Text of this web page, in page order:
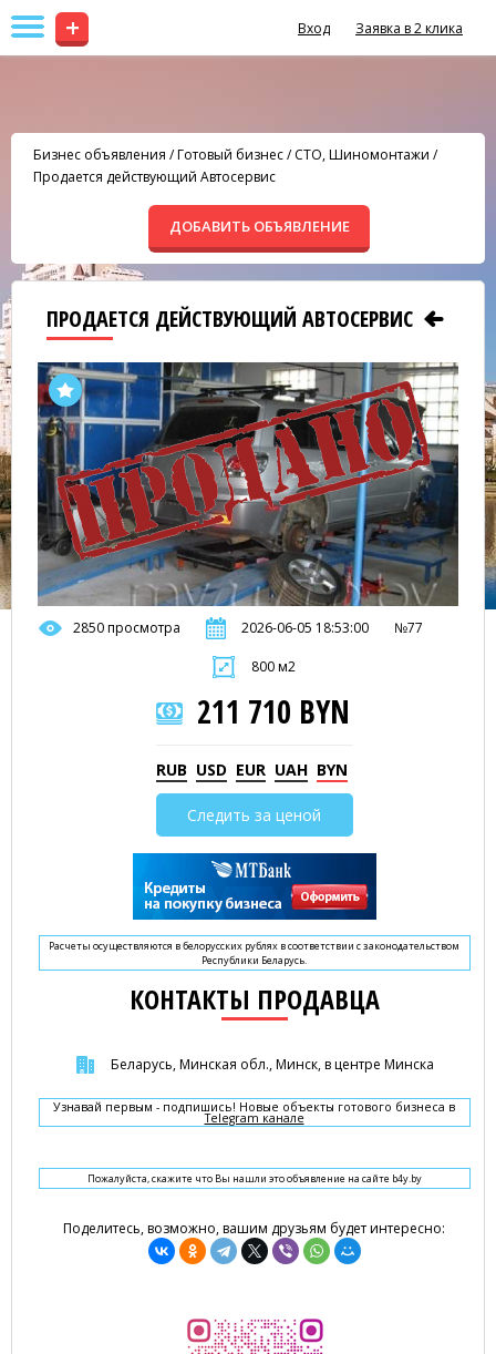
+ Вход Заявка в 2 клика
Бизнес объявления /Готовый бизнес/СТО, Шиномонтажи /
Продается действующий Автосервис
ДОБАВИТЬ ОБЪЯВЛЕНИЕ
ПРОДАЕТСЯ ДЕЙСТВУЮЩИЙ АВТОСЕРВИС
2850 просмотра 2026-06-05 18:53:00 №77
800 м2
211 710 BYN
RUB USD EUR UAH BYN
Следить за ценой
Расчеты осуществляются в белорусских рублях в соответствии с законодательством
Республики Беларусь.
КОНТАКТЫ ПРОДАВЦА
Беларусь, Минская обл., Минск, в центре Минска
Узнавай первым - подпишись! Новые объекты готового бизнеса в
Telegram канале
Пожалуйста, скажите что Вы нашли это объявление на сайте b4y.by
Поделитесь, возможно, вашим друзьям будет интересно: